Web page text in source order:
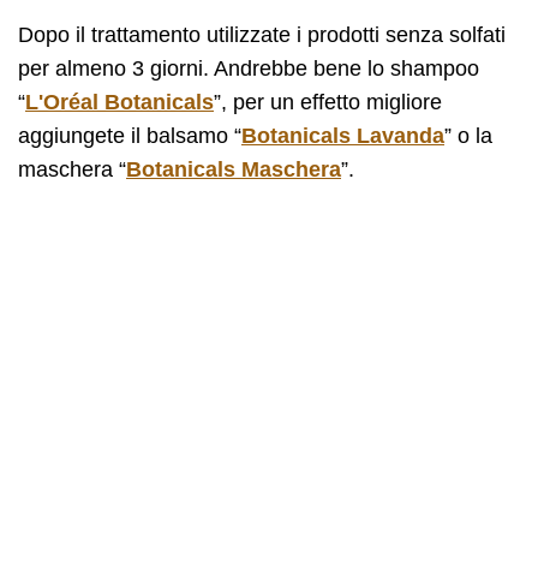
Dopo il trattamento utilizzate i prodotti senza solfati
per almeno 3 giorni. Andrebbe bene lo shampoo
“L'Oréal Botanicals”, per un effetto migliore
aggiungete il balsamo “Botanicals Lavanda” o la
maschera “Botanicals Maschera”.